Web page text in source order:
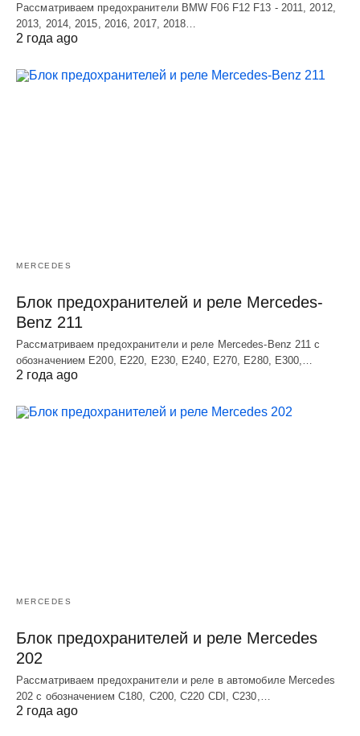
Рассматриваем предохранители BMW F06 F12 F13 - 2011, 2012,
2013, 2014, 2015, 2016, 2017, 2018…
2 года ago
MERCEDES
Блок предохранителей и реле Mercedes-
Benz 211
Рассматриваем предохранители и реле Mercedes-Benz 211 с
обозначением E200, E220, E230, E240, E270, E280, E300,…
2 года ago
MERCEDES
Блок предохранителей и реле Mercedes
202
Рассматриваем предохранители и реле в автомобиле Mercedes
202 с обозначением С180, С200, С220 СDI, С230,…
2 года ago